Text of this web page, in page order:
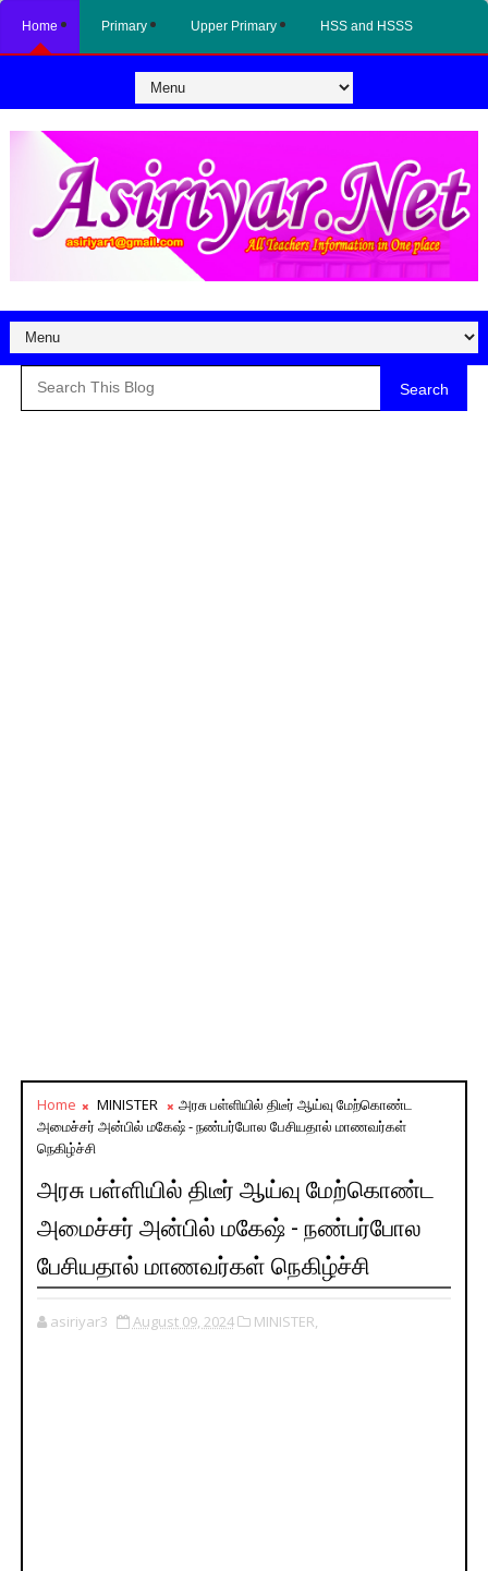
Home Primary Upper Primary HSS and HSSS
Search
Home MINISTER
அரசு பள்ளியில் திடீர் ஆய்வு மேற்கொண்ட
அமைச்சர் அன்பில் மகேஷ் - நண்பர்போல பேசியதால் மாணவர்கள்
நெகிழ்ச்சி
அரசு பள்ளியில் திடீர் ஆய்வு மேற்கொண்ட
அமைச்சர் அன்பில் மகேஷ் - நண்பர்போல
பேசியதால் மாணவர்கள் நெகிழ்ச்சி
asiriyar3 August 09, 2024 MINISTER,